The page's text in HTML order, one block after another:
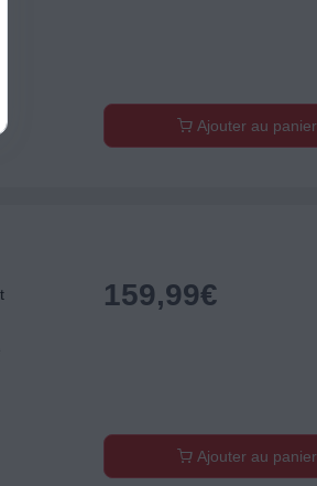
Ajouter au panier
159,99€
Ajouter au panier